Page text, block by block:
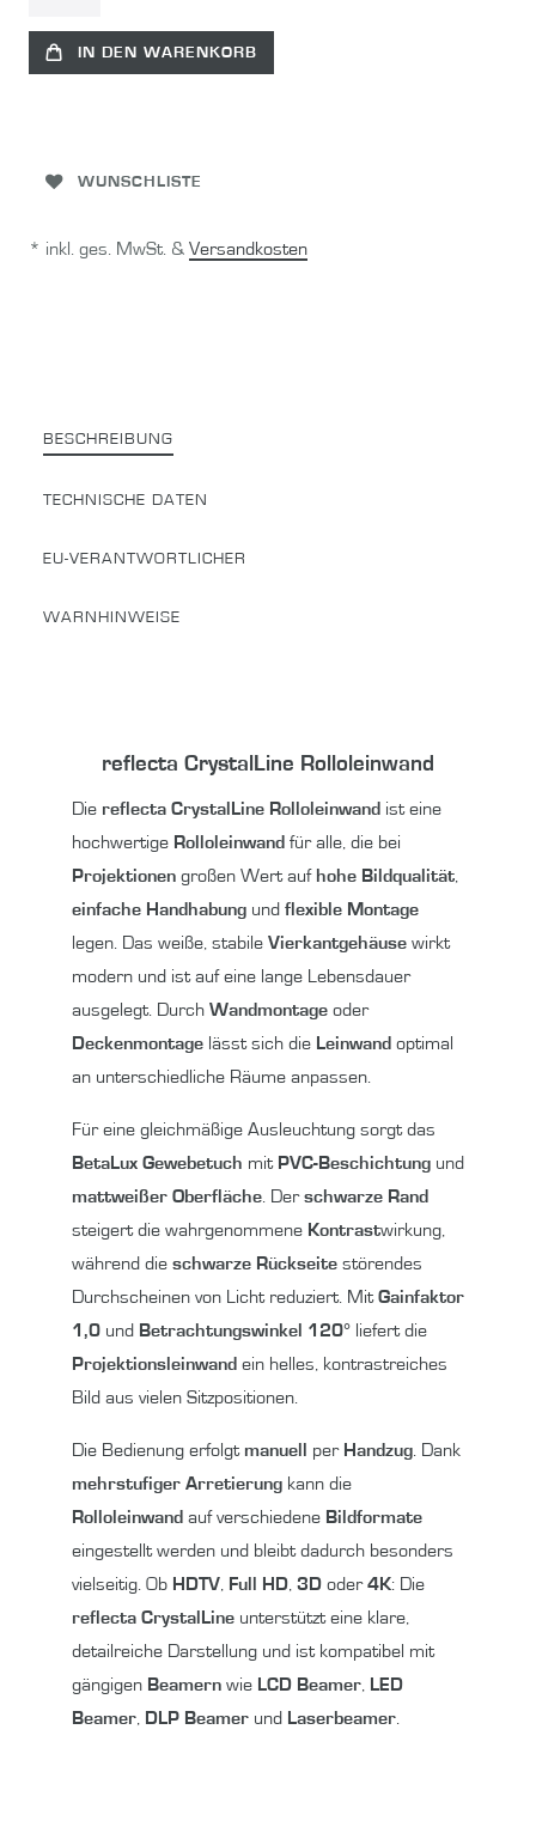
IN DEN WARENKORB
WUNSCHLISTE
* inkl. ges. MwSt. & Versandkosten
BESCHREIBUNG
TECHNISCHE DATEN
EU-VERANTWORTLICHER
WARNHINWEISE
reflecta CrystalLine Rolloleinwand
Die reflecta CrystalLine Rolloleinwand ist eine
hochwertige Rolloleinwand für alle, die bei
Projektionen großen Wert auf hohe Bildqualität
einfache Handhabung und flexible Montage
legen. Das weiße, stabile Vierkantgehäuse wirkt
modern und ist auf eine lange Lebensdauer
ausgelegt. Durch Wandmontage oder
Deckenmontage lässt sich die Leinwand optimal
an unterschiedliche Räume anpassen.
Für eine gleichmäßige Ausleuchtung sorgt das
BetaLux Gewebetuch mit PVC-Beschichtung und
mattweißer Oberfläche . Derschwarze Rand
steigert die wahrgenommene Kontrastwirkung,
während die schwarze Rückseite störendes
Durchscheinen von Licht reduziert. MitGainfaktor
1,0 und Betrachtungswinkel 120° liefert die
Projektionsleinwand ein helles, kontrastreiches
Bild aus vielen Sitzpositionen.
Die Bedienung erfolgt manuell per Handzug . Dank
mehrstufiger Arretierung kann die
Rolloleinwand auf verschiedene Bildformate
eingestellt werden und bleibt dadurch besonders
vielseitig. Ob HDTV Full HD 3D oder4K: Die
reflecta CrystalLine unterstützt eine klare,
detailreiche Darstellung und ist kompatibel mit
gängigen Beamern wie LCD Beamer
LED
Beamer
DLP Beamer und Laserbeamer